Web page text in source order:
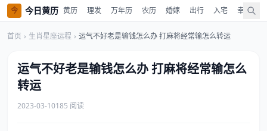
今 今日黄历 黄历 理发 万年历 农历 婚嫁 出行 入宅 幸运色
首页 › 生肖星座运程 › 运气不好老是输钱怎么办 打麻将经常输怎么转运
运气不好老是输钱怎么办 打麻将经常输怎么
转运
2023-03-10185 阅读